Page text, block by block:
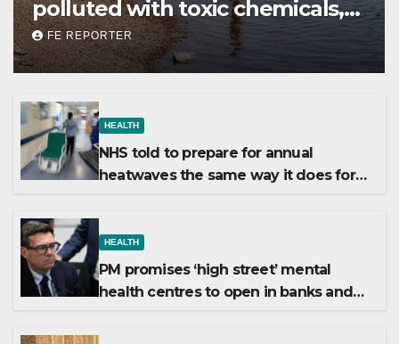
polluted with toxic chemicals,
report shows
FE REPORTER
HEALTH
NHS told to prepare for annual
heatwaves the same way it does for
HEALTH
PM promises ‘high street’ mental
health centres to open in banks and